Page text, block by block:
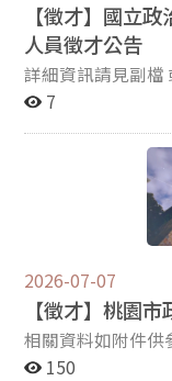
【徵才】國立
人員徵才公告
詳細資訊請見副檔 或參考政大校網【公告】徵才 - 國立政
治大學
7
2026-07-07
【徵才】桃園
相關資料如附件
2011#103或來信
150